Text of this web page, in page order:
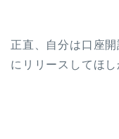
正直、自分は口座
にリリースしてほ